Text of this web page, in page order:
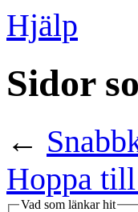
Hjälp
Sidor
←
Hoppa
Vad som länkar hit